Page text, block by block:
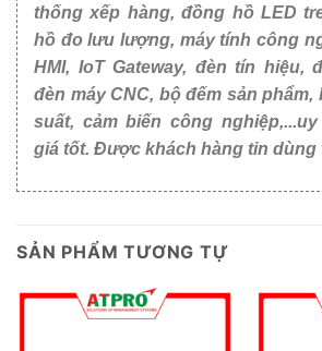
thống xếp hàng, đồng hồ LED
hồ đo lưu lượng, máy tính công
HMI, IoT Gateway, đèn tín hiệu,
đèn máy CNC, bộ đếm sản phẩm,
suất, cảm biến công
giá tốt. Được khách hàng tin dùng
SẢN PHẨM TƯƠNG TỰ